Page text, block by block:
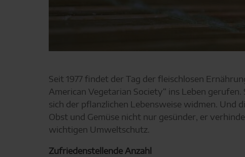
Seit 1977 findet der Tag der fleischlosen
American Vegetarian Society“ ins Leben
sich der pflanzlichen Lebensweise widmen. Und
Obst und Gemüse nicht nur gesünder, er
wichtigen Umweltschutz.
Zufriedenstellende Anzahl